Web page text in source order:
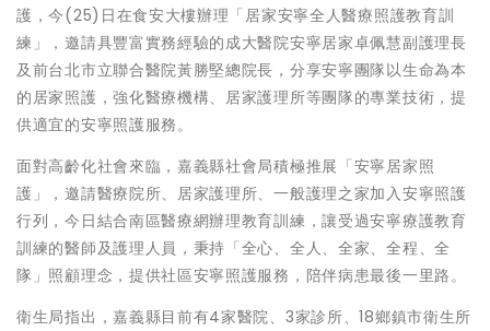
護，今(25)日在食安大樓辦理「居家安寧全人醫療照護教育訓
練」，邀請具豐富實務經驗的成大醫院安寧居家卓佩慧副護理長
及前台北市立聯合醫院黃勝堅總院長，分享安寧團隊以生命為本
的居家照護，強化醫療機構、居家護理所等團隊的專業技術，提
供適宜的安寧照護服務。
面對高齡化社會來臨，嘉義縣社會局積極推展「安寧居家照
護」，邀請醫療院所、居家護理所、一般護理之家加入安寧照護
行列，今日結合南區醫療網辦理教育訓練，讓受過安寧療護教育
訓練的醫師及護理人員，秉持「全心、全人、全家、全程、全
隊」照顧理念，提供社區安寧照護服務，陪伴病患最後一里路。
衛生局指出，嘉義縣目前有4家醫院、3家診所、18鄉鎮市衛生所